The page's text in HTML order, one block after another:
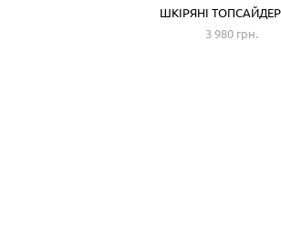
ШКІРЯНІ
3 980 грн.